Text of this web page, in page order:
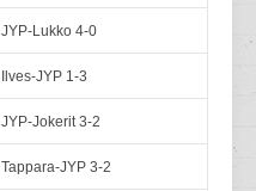
JYP-Lukko 4-0
Ilves-JYP 1-3
JYP-Jokerit 3-2
Tappara-JYP 3-2